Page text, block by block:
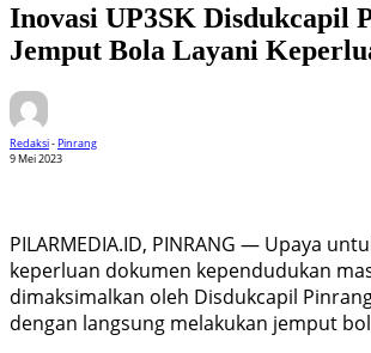
Inovasi UP3SK Disdukcapil
Jemput Bola Layani
Redaksi-Pinrang
9 Mei 2023
PILARMEDIA.ID, PINRANG — Upaya
keperluan dokumen kependudukan
dimaksimalkan oleh Disdukcapil
dengan langsung melakukan jemput